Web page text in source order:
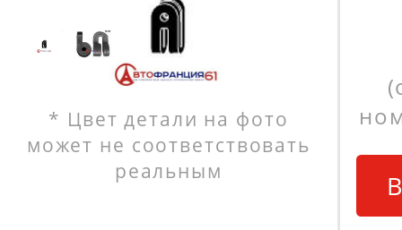
* Цвет детали на фото
может не соответствовать
реальным